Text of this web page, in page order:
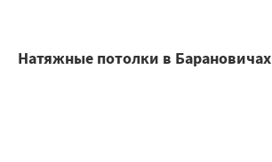
Натяжные потолки в Барановичах